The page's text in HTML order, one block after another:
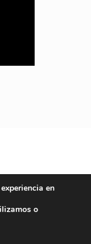
en
o